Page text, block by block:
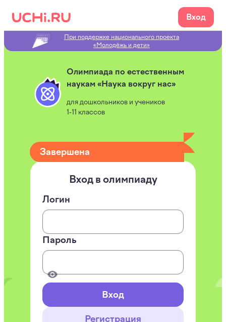
Вход
При поддержке национального проекта
«Молодёжь и дети»
Олимпиада по естественным
наукам «Наука вокруг нас»
для дошкольников и учеников
1‑11 классов
Завершена
Вход в олимпиаду
Логин
Пароль
Вход
Регистрация